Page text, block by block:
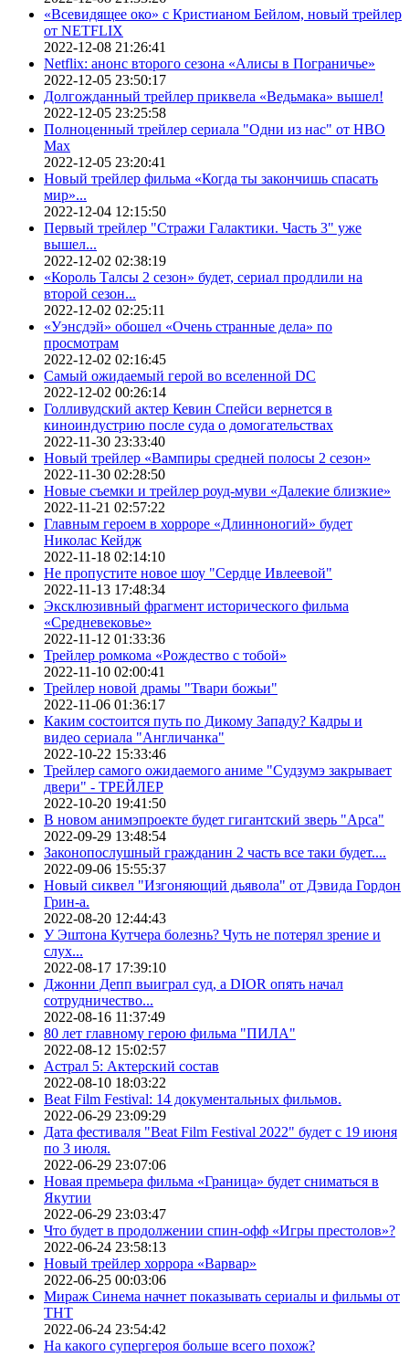
«Всевидящее око» с Кристианом Бейлом, новый трейлер
от NETFLIX
2022-12-08 21:26:41
Netflix: анонс второго сезона «Алисы в Пограничье»
2022-12-05 23:50:17
Долгожданный трейлер приквела «Ведьмака» вышел!
2022-12-05 23:25:58
Полноценный трейлер сериала "Одни из нас" от HBO
Max
2022-12-05 23:20:41
Новый трейлер фильма «Когда ты закончишь спасать
мир»...
2022-12-04 12:15:50
Первый трейлер "Стражи Галактики. Часть 3" уже
вышел...
2022-12-02 02:38:19
«Король Талсы 2 сезон» будет, сериал продлили на
второй сезон...
2022-12-02 02:25:11
«Уэнсдэй» обошел «Очень странные дела» по
просмотрам
2022-12-02 02:16:45
Самый ожидаемый герой во вселенной DC
2022-12-02 00:26:14
Голливудский актер Кевин Спейси вернется в
киноиндустрию после суда о домогательствах
2022-11-30 23:33:40
Новый трейлер «Вампиры средней полосы 2 сезон»
2022-11-30 02:28:50
Новые съемки и трейлер роуд-муви «Далекие близкие»
2022-11-21 02:57:22
Главным героем в хорроре «Длинноногий» будет
Николас Кейдж
2022-11-18 02:14:10
Не пропустите новое шоу "Сердце Ивлеевой"
2022-11-13 17:48:34
Эксклюзивный фрагмент исторического фильма
«Средневековье»
2022-11-12 01:33:36
Трейлер ромкома «Рождество с тобой»
2022-11-10 02:00:41
Трейлер новой драмы "Твари божьи"
2022-11-06 01:36:17
Каким состоится путь по Дикому Западу? Кадры и
видео сериала "Англичанка"
2022-10-22 15:33:46
Трейлер самого ожидаемого аниме "Судзумэ закрывает
двери" - ТРЕЙЛЕР
2022-10-20 19:41:50
В новом анимэпроекте будет гигантский зверь "Арса"
2022-09-29 13:48:54
Законопослушный гражданин 2 часть все таки будет....
2022-09-06 15:55:37
Новый сиквел "Изгоняющий дьявола" от Дэвида Гордон
Грин-а.
2022-08-20 12:44:43
У Эштона Кутчера болезнь? Чуть не потерял зрение и
слух...
2022-08-17 17:39:10
Джонни Депп выиграл суд, а DIOR опять начал
сотрудничество...
2022-08-16 11:37:49
80 лет главному герою фильма "ПИЛА"
2022-08-12 15:02:57
Астрал 5: Актерский состав
2022-08-10 18:03:22
Beat Film Festival: 14 документальных фильмов.
2022-06-29 23:09:29
Дата фестиваля "Beat Film Festival 2022" будет с 19 июня
по 3 июля.
2022-06-29 23:07:06
Новая премьера фильма «Граница» будет сниматься в
Якутии
2022-06-29 23:03:47
Что будет в продолжении спин-офф «Игры престолов»?
2022-06-24 23:58:13
Новый трейлер хоррора «Варвар»
2022-06-25 00:03:06
Мираж Синема начнет показывать сериалы и фильмы от
ТНТ
2022-06-24 23:54:42
На какого супергероя больше всего похож?